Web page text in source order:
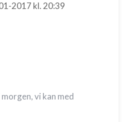
2017 kl. 20:39
vi kan med